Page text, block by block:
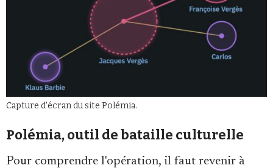
Capture d'écran du site Polémia.
Polémia, outil de bataille culturelle
Pour comprendre l'opération, il faut revenir à